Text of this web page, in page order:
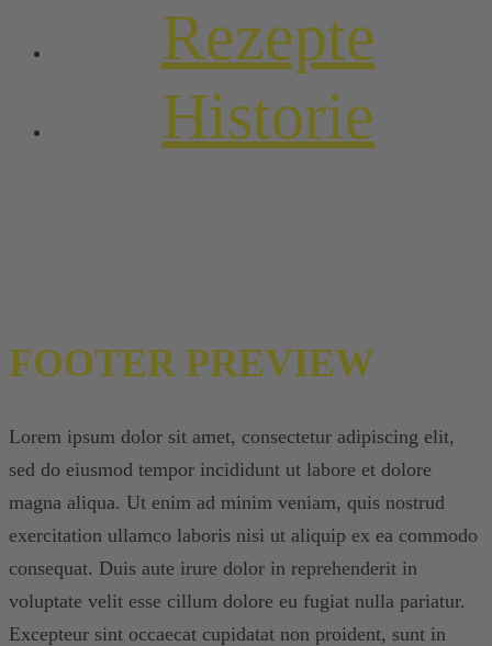
Rezepte
Historie
FOOTER PREVIEW
Lorem ipsum dolor sit amet, consectetur adipiscing elit,
sed do eiusmod tempor incididunt ut labore et dolore
magna aliqua. Ut enim ad minim veniam, quis nostrud
exercitation ullamco laboris nisi ut aliquip ex ea commodo
consequat. Duis aute irure dolor in reprehenderit in
voluptate velit esse cillum dolore eu fugiat nulla pariatur.
Excepteur sint occaecat cupidatat non proident, sunt in